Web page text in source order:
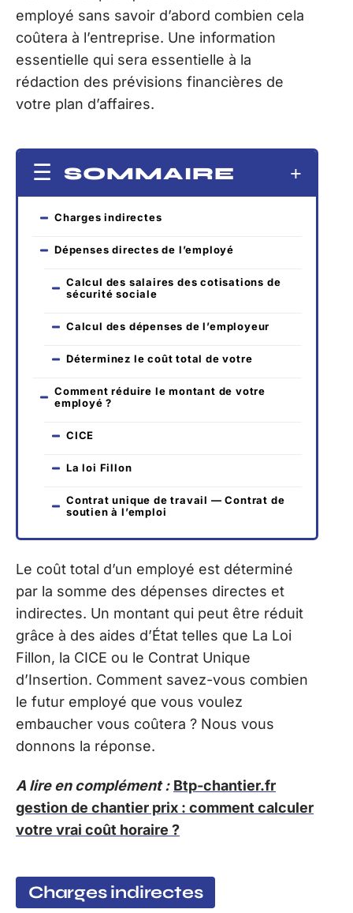
employé sans savoir d’abord combien cela
coûtera à l’entreprise. Une information
essentielle qui sera essentielle à la
rédaction des prévisions financières de
votre plan d’affaires.
SOMMAIRE
Charges indirectes
Dépenses directes de l’employé
Calcul des salaires des cotisations de
sécurité sociale
Calcul des dépenses de l’employeur
Déterminez le coût total de votre
Comment réduire le montant de votre
employé ?
CICE
La loi Fillon
Contrat unique de travail — Contrat de
soutien à l’emploi
Le coût total d’un employé est déterminé
par la somme des dépenses directes et
indirectes. Un montant qui peut être réduit
grâce à des aides d’État telles que La Loi
Fillon, la CICE ou le Contrat Unique
d’Insertion. Comment savez-vous combien
le futur employé que vous voulez
embaucher vous coûtera ? Nous vous
donnons la réponse.
A lire en complément : Btp-chantier.fr
gestion de chantier prix : comment calculer
votre vrai coût horaire ?
Charges indirectes